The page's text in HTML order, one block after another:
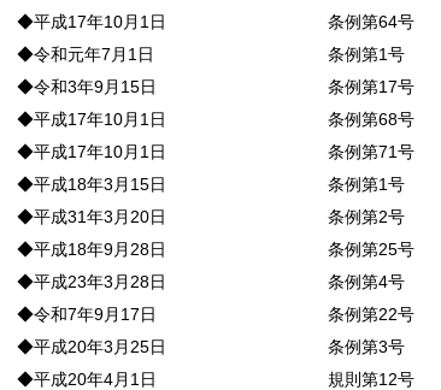
◆平成17年10月1日
条例第64号
◆令和元年7月1日
条例第1号
◆令和3年9月15日
条例第17号
◆平成17年10月1日
条例第68号
◆平成17年10月1日
条例第71号
◆平成18年3月15日
条例第1号
◆平成31年3月20日
条例第2号
◆平成18年9月28日
条例第25号
◆平成23年3月28日
条例第4号
◆令和7年9月17日
条例第22号
◆平成20年3月25日
条例第3号
◆平成20年4月1日 規則第12号